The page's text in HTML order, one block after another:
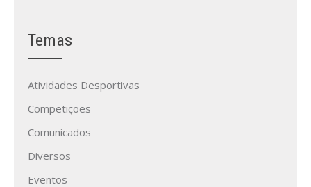
Temas
Atividades Desportivas
Competições
Comunicados
Diversos
Eventos